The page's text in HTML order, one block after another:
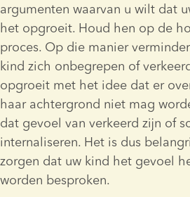
argumenten waarvan u wilt dat
het opgroeit. Houd hen op de
proces. Op die manier
kind zich onbegrepen of
opgroeit met het idee dat er
haar achtergrond niet mag
dat gevoel van verkeerd zijn of
internaliseren. Het is dus
zorgen dat uw kind het gevoel
worden besproken.